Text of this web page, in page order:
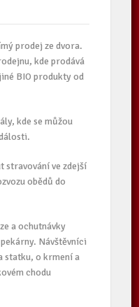
prodej ze dvora.
kde prodává
BIO produkty od
kde se můžou
stravování ve zdejší
obědů do
a ochutnávky
Návštěvníci
statku, o krmení a
chodu